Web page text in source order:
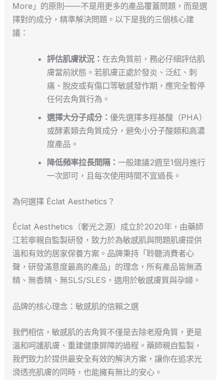
More」的原則——不是用更多的產品覆蓋問題，而是選
擇對的成分，精準解決問題。以下是我的三個核心建
議：
評估肌膚狀況： 在去角質前，務必仔細評估肌
膚當前狀態。若肌膚正處於發炎、泛紅、刺
痛、脫皮或有傷口等敏感發作期，應完全暫停
任何去角質行為。
選擇大分子成分： 優先選擇多羥基酸（PHA）
或酵素類去角質成分，避免小分子酸類和高濃
度產品。
降低頻率拉長間隔： 一般建議2週至1個月進行
一次即可，且每次使用時間不宜過長。
為何選擇 Éclat Aesthetics？
Éclat Aesthetics（奢光之源）成立於2020年，由藥師
江若寧親自監製研發，致力於為敏感肌與問題肌膚提供
溫和有效的居家保養方案。品牌秉持「聆聽消費者心
聲，研發滿意度最高的產品」的理念，所有產品皆無酒
精、無香精、無SLS/SLES，適用於敏感膚質與孕婦。
品牌的核心理念：敏感肌的信賴之選
我們相信，敏感肌的去角質不僅是去除老廢角質，更是
溫和呵護肌膚、重建健康屏障的過程。藥師親自監製，
我們致力於提供最安全有效的解決方案，讓你在追求光
滑透亮肌膚的同時，也能擁有無比的安心。